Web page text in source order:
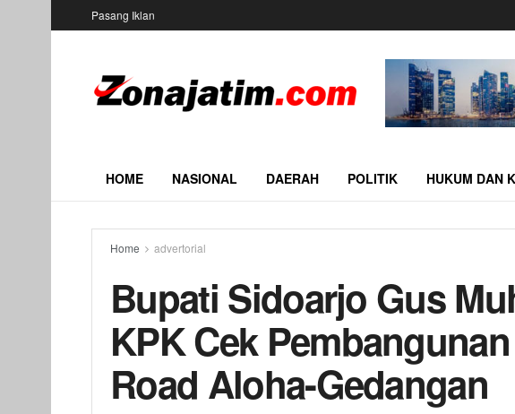
Pasang Iklan
HOME NASIONAL DAERAH POLITIK HUKUM DAN
Home advertorial
Bupati Sidoarjo Gus
KPK Cek
Road Aloha-Gedangan